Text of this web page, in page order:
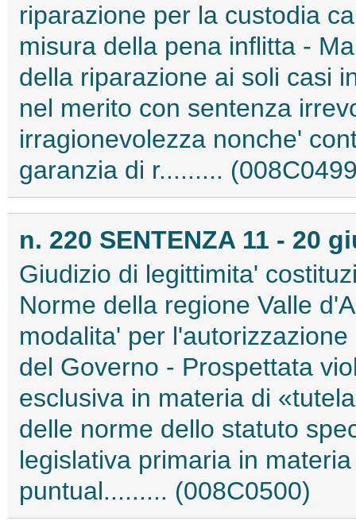
riparazione per la custodia
misura della pena inflitta -
della riparazione ai soli casi
nel merito con sentenza
irragionevolezza nonche'
garanzia di r.........
n. 220 SENTENZA 11 - 20
Giudizio di legittimita'
Norme della regione Valle
modalita' per
del Governo - Prospettata
esclusiva in materia di
delle norme dello statuto
legislativa primaria in
puntual......... (008C0500)